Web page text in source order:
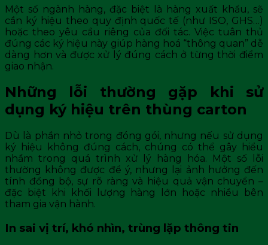
Một số ngành hàng, đặc biệt là hàng xuất khẩu, sẽ
cần ký hiệu theo quy định quốc tế (như ISO, GHS…)
hoặc theo yêu cầu riêng của đối tác. Việc tuân thủ
đúng các ký hiệu này giúp hàng hoá “thông quan” dễ
dàng hơn và được xử lý đúng cách ở từng thời điểm
giao nhận.
Những lỗi thường gặp khi sử
dụng ký hiệu trên thùng carton
Dù là phần nhỏ trong đóng gói, nhưng nếu sử dụng
ký hiệu không đúng cách, chúng có thể gây hiểu
nhầm trong quá trình xử lý hàng hóa. Một số lỗi
thường không được để ý, nhưng lại ảnh hưởng đến
tính đồng bộ, sự rõ ràng và hiệu quả vận chuyển –
đặc biệt khi khối lượng hàng lớn hoặc nhiều bên
tham gia vận hành.
In sai vị trí, khó nhìn, trùng lặp thông tin